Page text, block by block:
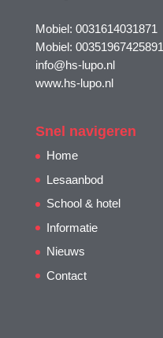
Mobiel: 0031614031871
Mobiel: 00351967425891
info@hs-lupo.nl
www.hs-lupo.nl
Snel navigeren
Home
Lesaanbod
School & hotel
Informatie
Nieuws
Contact